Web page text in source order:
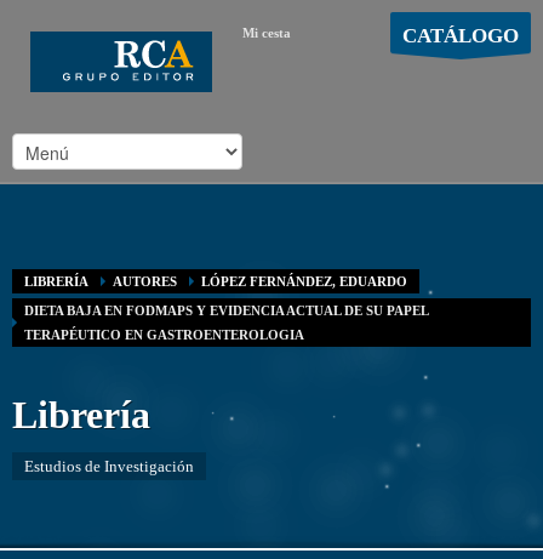
Mi cesta CATÁLOGO
LIBRERÍA AUTORES
LÓPEZ FERNÁNDEZ, EDUARDO
DIETA BAJA EN FODMAPS Y EVIDENCIA ACTUAL DE SU PAPEL
TERAPÉUTICO EN GASTROENTEROLOGIA
Librería
Estudios de Investigación